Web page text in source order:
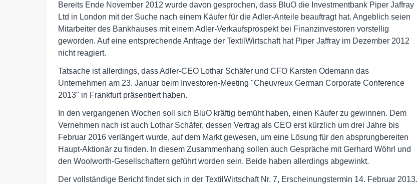
Bereits Ende November 2012 wurde davon gesprochen, dass BluO die Investmentbank Piper Jaffray
Ltd in London mit der Suche nach einem Käufer für die Adler-Anteile beauftragt hat. Angeblich seien
Mitarbeiter des Bankhauses mit einem Adler-Verkaufsprospekt bei Finanzinvestoren vorstellig
geworden. Auf eine entsprechende Anfrage der TextilWirtschaft hat Piper Jaffray im Dezember 2012
nicht reagiert.
Tatsache ist allerdings, dass Adler-CEO Lothar Schäfer und CFO Karsten Odemann das
Unternehmen am 23. Januar beim Investoren-Meeting "Cheuvreux German Corporate Conference
2013" in Frankfurt präsentiert haben.
In den vergangenen Wochen soll sich BluO kräftig bemüht haben, einen Käufer zu gewinnen. Dem
Vernehmen nach ist auch Lothar Schäfer, dessen Vertrag als CEO erst kürzlich um drei Jahre bis
Februar 2016 verlängert wurde, auf dem Markt gewesen, um eine Lösung für den absprungbereiten
Haupt-Aktionär zu finden. In diesem Zusammenhang sollen auch Gespräche mit Gerhard Wöhrl und
den Woolworth-Gesellschaftern geführt worden sein. Beide haben allerdings abgewinkt.
Der vollständige Bericht findet sich in der TextilWirtschaft Nr. 7, Erscheinungstermin 14. Februar 2013.